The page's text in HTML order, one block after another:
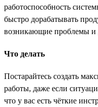
работоспособность
быстро дорабатывать
возникающие проблемы и
Что делать
Постарайтесь создать
работы, даже если
что у вас есть чёткие